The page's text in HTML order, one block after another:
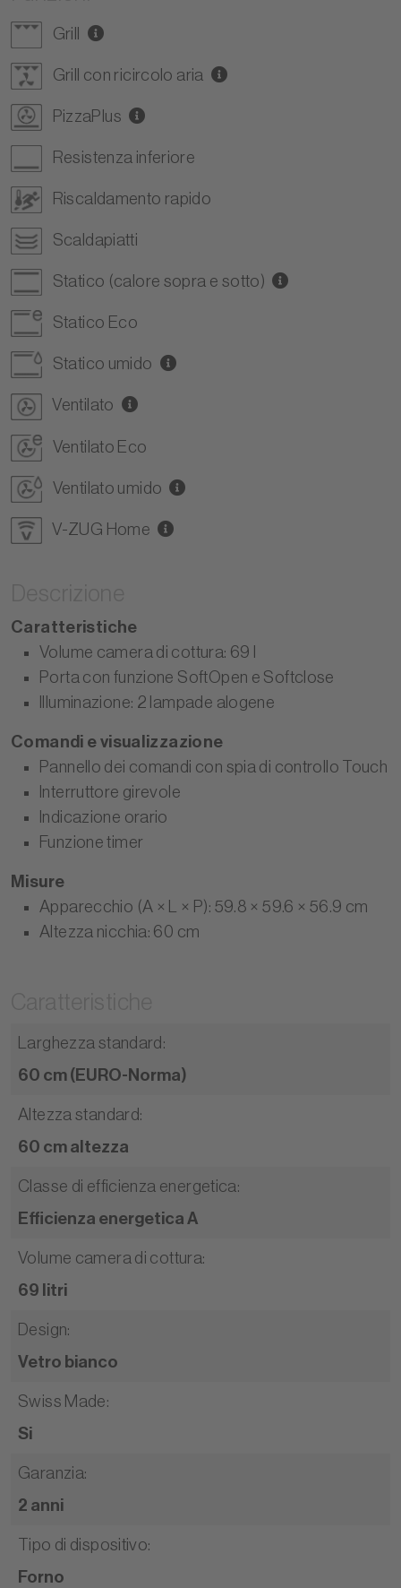
Grill
Grill con ricircolo aria
PizzaPlus
Resistenza inferiore
Riscaldamento rapido
Scaldapiatti
Statico (calore sopra e sotto)
Statico Eco
Statico umido
Ventilato
Ventilato Eco
Ventilato umido
V-ZUG Home
Caratteristiche
Volume camera di cottura: 69 l
Porta con funzione SoftOpen e Softclose
Illuminazione: 2 lampade alogene
Comandi e visualizzazione
Pannello dei comandi con spia di controllo Touch
Interruttore girevole
Indicazione orario
Funzione timer
Misure
Apparecchio (A × L × P): 59.8 × 59.6 × 56.9 cm
Altezza nicchia: 60 cm
Larghezza standard :
60 cm (EURO-Norma)
Altezza standard:
60 cm altezza
Classe di efficienza energetica:
Efficienza energetica A
Volume camera di cottura:
69 litri
Design:
Vetro bianco
Swiss Made:
Si
Garanzia:
2 anni
Tipo di dispositivo:
Forno